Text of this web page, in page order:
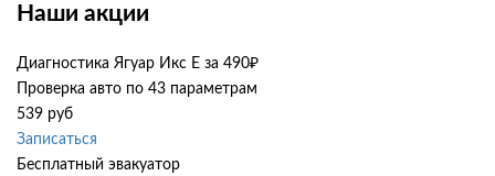
Наши акции
Диагностика Ягуар Икс Е за 490₽
Проверка авто по 43 параметрам
539 руб
Записаться
Бесплатный эвакуатор